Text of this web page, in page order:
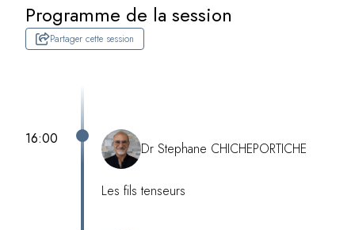
Programme de la session
Partager cette session
16:00
Dr Stephane CHICHEPORTICHE
Les fils tenseurs